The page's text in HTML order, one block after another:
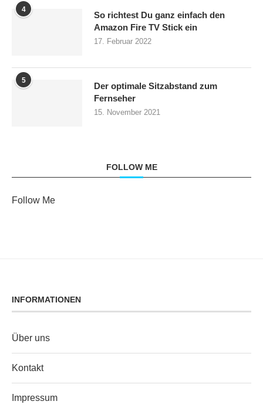
4
So richtest Du ganz einfach den
Amazon Fire TV Stick ein
17. Februar 2022
5
Der optimale Sitzabstand zum
Fernseher
15. November 2021
FOLLOW ME
Follow Me
INFORMATIONEN
Über uns
Kontakt
Impressum